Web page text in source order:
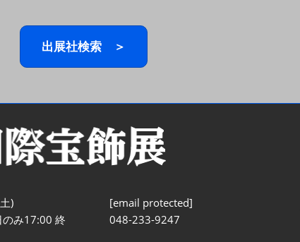
出展社検索 ＞
)
み17:00 終
[email protected]
048-233-9247